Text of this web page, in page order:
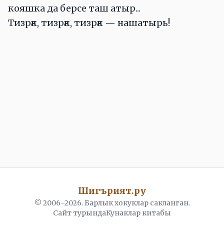
кояшка да берсе таш атыр...
Тизрәк, тизрәк, тизрәк — нашатырь!
Шигърият.ру
© 2006–2026. Барлык хокуклар сакланган.
Сайт турындаКунаклар китабы